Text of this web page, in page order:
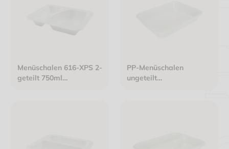
Menüschalen 616-XPS 2-
geteilt 750ml
PP-Menüschalen
ungeteilt